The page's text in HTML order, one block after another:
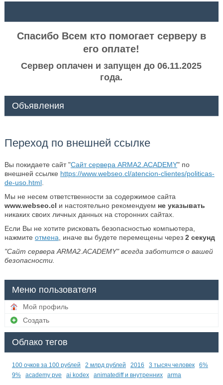
Спасибо Всем кто помогает серверу в
его оплате!
Сервер оплачен и запущен до 06.11.2025
года.
Объявления
Переход по внешней ссылке
Вы покидаете сайт "Сайт сервера ARMA2.ACADEMY" по
внешней ссылке https://www.webseo.cl/atencion-clientes/politicas-
de-uso.html.
Мы не несем ответственности за содержимое сайта
www.webseo.cl и настоятельно рекомендуем не указывать
никаких своих личных данных на сторонних сайтах.
Если Вы не хотите рисковать безопасностью компьютера,
нажмите отмена , иначе вы будете перемещены через 2секунд
"Сайт сервера ARMA2.ACADEMY" всегда заботится о вашей
безопасности.
Меню пользователя
Мой профиль
Создать
Облако тегов
100 очков за 100 рублей 2 млрд рублей 2016 3 тысяч человек
6%
9%
academy pve ai kodex animatediff и внутренних arma